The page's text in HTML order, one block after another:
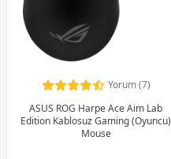
Yorum (7)
ASUS ROG Harpe Ace Aim Lab
Edition Kablosuz Gaming (Oyuncu)
Mouse